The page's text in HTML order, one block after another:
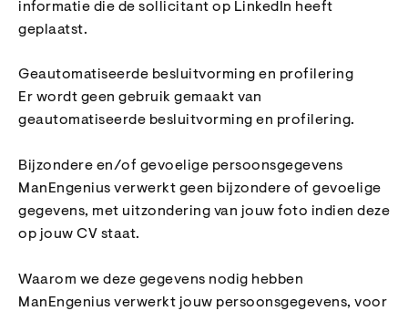
informatie die de sollicitant op LinkedIn heeft
geplaatst.
Geautomatiseerde besluitvorming en profilering
Er wordt geen gebruik gemaakt van
geautomatiseerde besluitvorming en profilering.
Bijzondere en/of gevoelige persoonsgegevens
ManEngenius verwerkt geen bijzondere of gevoelige
gegevens, met uitzondering van jouw foto indien deze
op jouw CV staat.
Waarom we deze gegevens nodig hebben
ManEngenius verwerkt jouw persoonsgegevens, voor